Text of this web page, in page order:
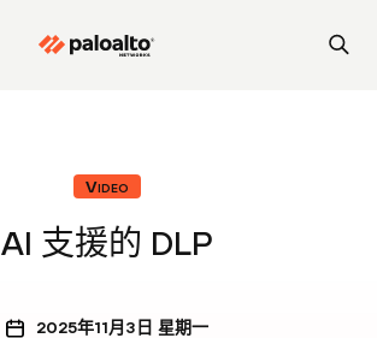
Video
AI 支援的 DLP
2025年11月3日 星期一